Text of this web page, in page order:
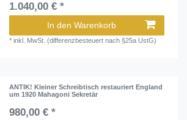
1.040,00 € *
In den Warenkorb
*inkl. MwSt. (differenzbesteuert nach §25a UstG)
ANTIK! Kleiner Schreibtisch restauriert England
um 1920 Mahagoni Sekretär
980,00 € *